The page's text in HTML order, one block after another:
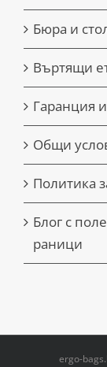
Бюра и
Въртящи
Гаранция
Общи
Политика
Блог с
раници
ergo-